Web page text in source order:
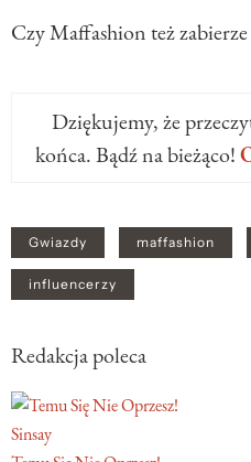
Czy Maffashion też zabierze
Dziękujemy, że
końca. Bądź na bieżąco!
Gwiazdy maffashion
influencerzy
Redakcja poleca
Sinsay